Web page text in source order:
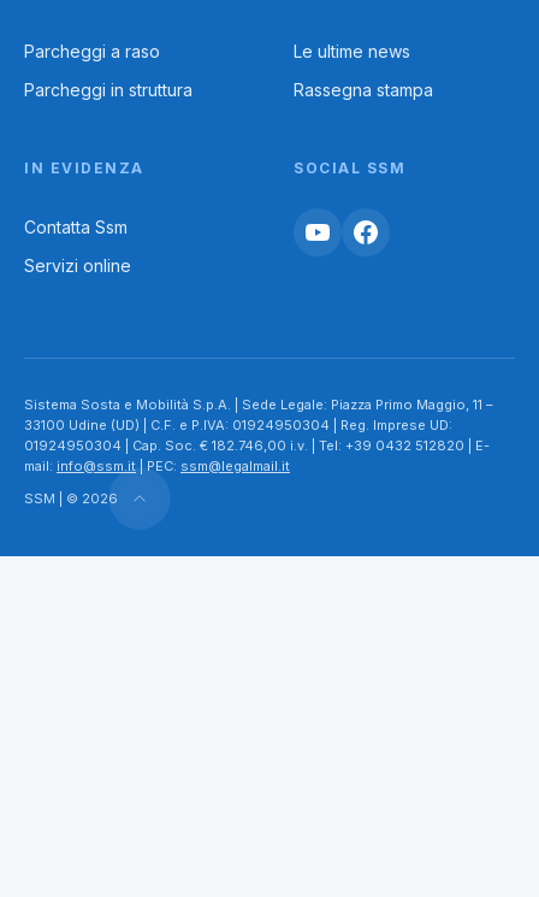
Parcheggi a raso
Parcheggi in struttura
Le ultime news
Rassegna stampa
IN EVIDENZA
Contatta Ssm
Servizi online
SOCIAL SSM
Sistema Sosta e Mobilità S.p.A. | Sede Legale: Piazza Primo Maggio, 11 –
33100 Udine (UD) | C.F. e P.IVA: 01924950304 | Reg. Imprese UD:
01924950304 | Cap. Soc. € 182.746,00 i.v. | Tel: +39 0432 512820 | E-
mail: info@ssm.it | PEC: ssm@legalmail.it
SSM | © 2026